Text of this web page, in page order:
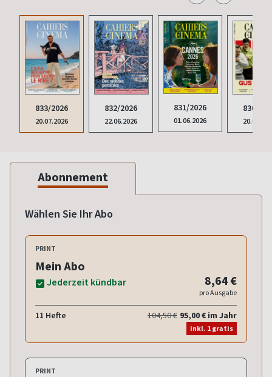
833/2026
20.07.2026
832/2026
22.06.2026
831/2026
01.06.2026
830/
Abonnement
Wählen Sie Ihr Abo
PRINT
Mein Abo
Jederzeit kündbar 8,64 €
pro Ausgabe
11 Hefte 104,50 € 95,00 € im Jahr
inkl. 1 gratis
PRINT